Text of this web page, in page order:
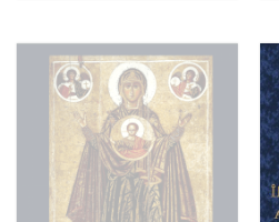
Adaugă în coș Wishlist